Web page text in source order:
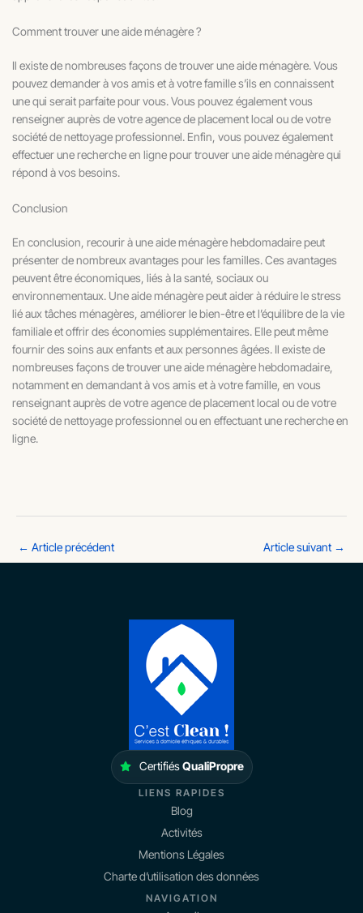
Comment trouver une aide ménagère ?
Il existe de nombreuses façons de trouver une aide ménagère. Vous
pouvez demander à vos amis et à votre famille s’ils en connaissent
une qui serait parfaite pour vous. Vous pouvez également vous
renseigner auprès de votre agence de placement local ou de votre
société de nettoyage professionnel. Enfin, vous pouvez également
effectuer une recherche en ligne pour trouver une aide ménagère qui
répond à vos besoins.
Conclusion
En conclusion, recourir à une aide ménagère hebdomadaire peut
présenter de nombreux avantages pour les familles. Ces avantages
peuvent être économiques, liés à la santé, sociaux ou
environnementaux. Une aide ménagère peut aider à réduire le stress
lié aux tâches ménagères, améliorer le bien-être et l’équilibre de la vie
familiale et offrir des économies supplémentaires. Elle peut même
fournir des soins aux enfants et aux personnes âgées. Il existe de
nombreuses façons de trouver une aide ménagère hebdomadaire,
notamment en demandant à vos amis et à votre famille, en vous
renseignant auprès de votre agence de placement local ou de votre
société de nettoyage professionnel ou en effectuant une recherche en
ligne.
← Article précédent Article suivant →
CertifiésQualiPropre
LIENS RAPIDES
Blog
Activités
Mentions Légales
Charte d’utilisation des données
NAVIGATION